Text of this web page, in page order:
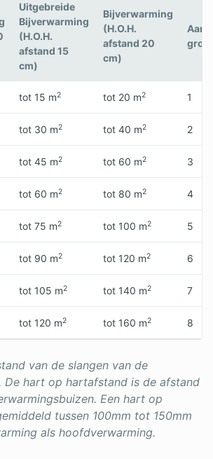
Uitgebreide
Bijverwarming
(H.O.H.
afstand 15
cm)
Bijverwarming
(H.O.H.
afstand 20
cm)
tot 15 m2 tot 20 m2 1
tot 30 m2 tot 40 m2 2
tot 45 m2 tot 60 m2 3
tot 60 m2 tot 80 m2 4
tot 75 m2 tot 100 m2 5
tot 90 m2 tot 120 m2 6
tot 105 m2 tot 140 m2 7
tot 120 m2 tot 160 m2 8
van de slangen van de
De hart op hartafstand is de afstand
Een hart op
tussen 100mm tot 150mm
als hoofdverwarming.